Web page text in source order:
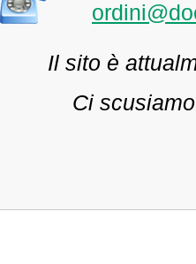
Il sito è
Ci